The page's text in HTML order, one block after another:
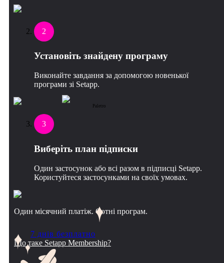
2
Установіть знайдену програму
Виконайте завдання за допомогою новенької
програми зі Setapp.
Paletro
3
Виберіть план підписки
Один застосунок або всі разом в підписці Setapp.
Користуйтеся застосунками на своїх умовах.
Один місячний платіж. Сотні програм.
7 днів безплатно
Що таке Setapp Membership?